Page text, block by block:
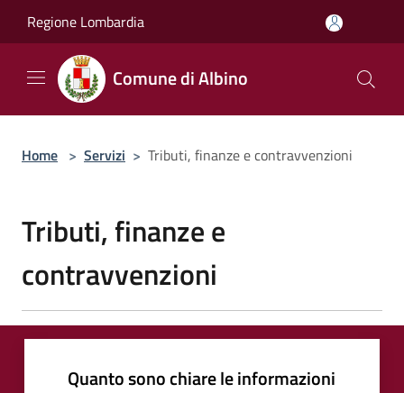
Regione Lombardia
Comune di Albino
Home > Servizi > Tributi, finanze e contravvenzioni
Tributi, finanze e
contravvenzioni
Quanto sono chiare le informazioni